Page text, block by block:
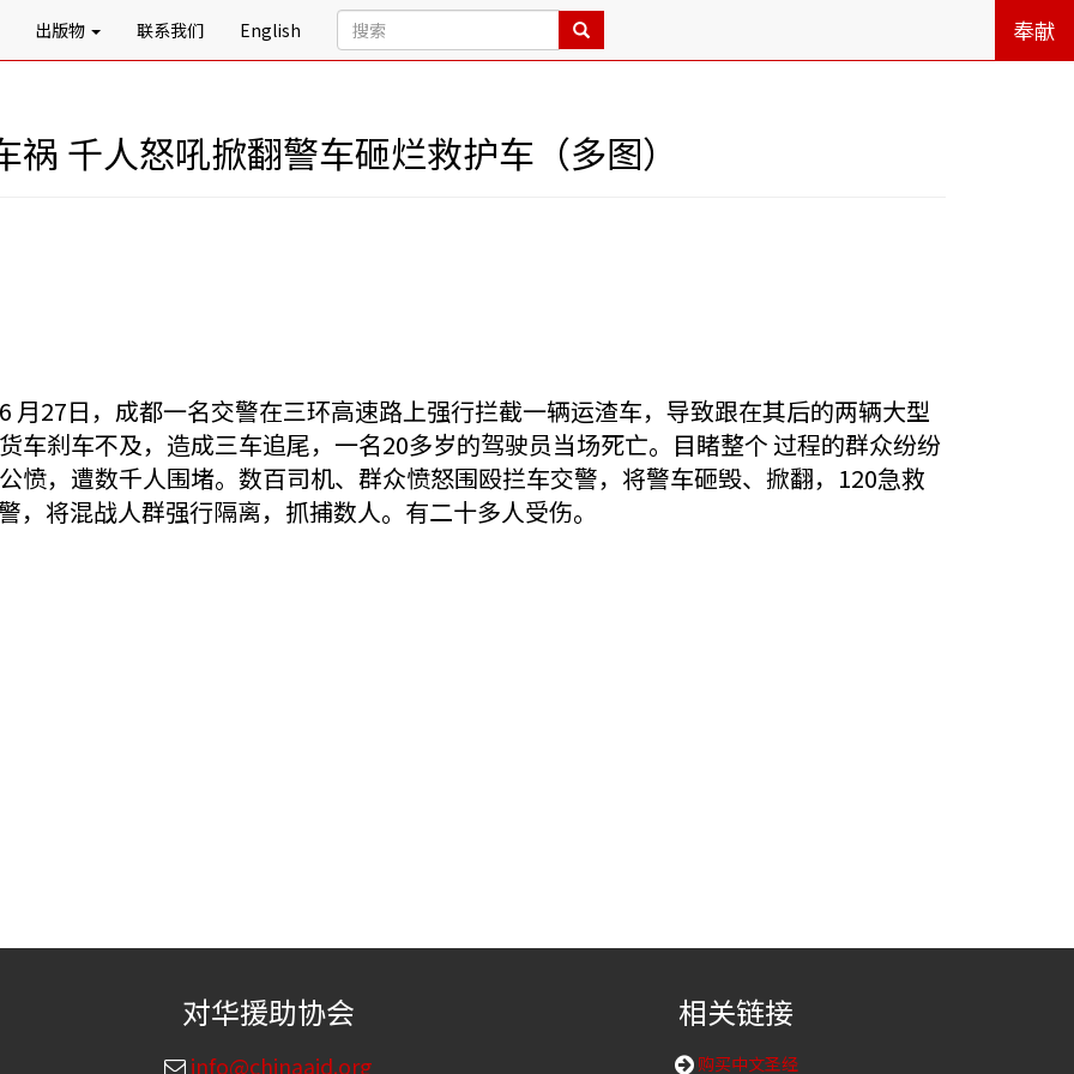
出版物 联系我们 English 奉献
千人怒吼掀翻警车砸烂救护车（多图）
6 月27日，成都一名交警在三环高速路上强行拦截一辆运渣车，导致跟在其后的两辆大型
货车刹车不及，造成三车追尾，一名20多岁的驾驶员当场死亡。目睹整个 过程的群众纷纷
愤，遭数千人围堵。数百司机、群众愤怒围殴拦车交警，将警车砸毁、掀翻，120急救
将混战人群强行隔离，抓捕数人。有二十多人受伤。
对华援助协会
info@chinaaid.org
相关链接
购买中文圣经